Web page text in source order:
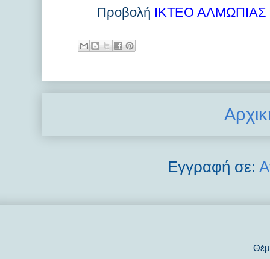
Προβολή ΙΚΤΕΟ ΑΛΜΩΠΙΑΣ
Εγγραφή σε: